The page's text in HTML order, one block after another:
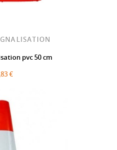
pvc 50 cm
€